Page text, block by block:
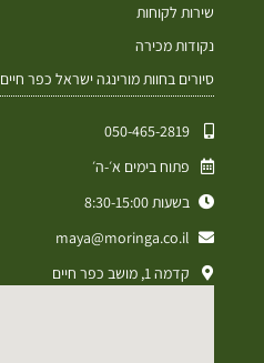
שירות לקוחות
נקודות מכירה
סיורים בחוות מורינגה ישראל כפר חיים
050-465-2819⁩
פתוח בימים א׳-ה׳
בשעות 8:30-15:00
maya@moringa.co.il
קדמה 1, מושב כפר חיים